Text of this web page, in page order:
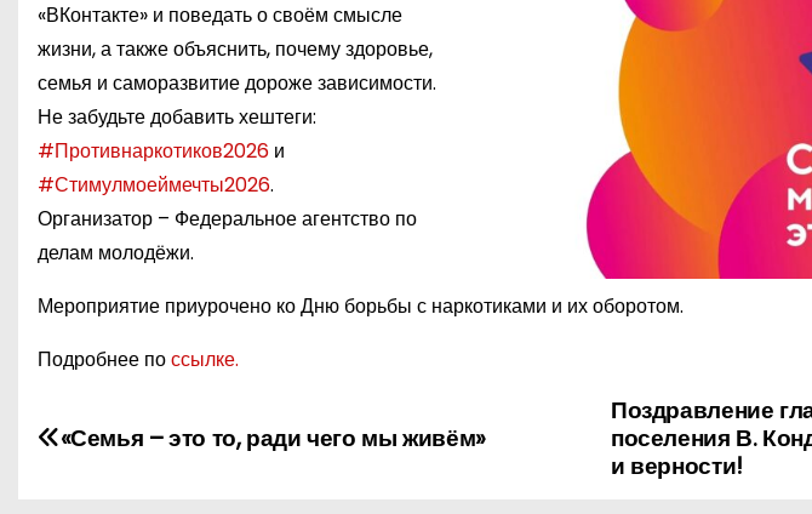
«ВКонтакте» и поведать о своём смысле
жизни, а также объяснить, почему здоровье,
семья и саморазвитие дороже зависимости.
Не забудьте добавить хештеги:
#Противнаркотиков2026 и
#Стимулмоеймечты2026.
Организатор – Федеральное агентство по
делам молодёжи.
Мероприятие приурочено ко Дню борьбы с наркотиками и их оборотом.
Подробнее поссылке.
Н
Поздравление
поселения В.
и верности!
«Семья – это то, ради чего мы живём»